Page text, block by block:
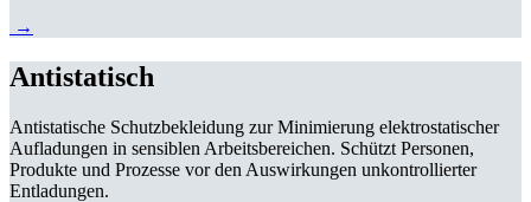
→
Antistatisch
Antistatische Schutzbekleidung zur Minimierung elektrostatischer
Aufladungen in sensiblen Arbeitsbereichen. Schützt Personen,
Produkte und Prozesse vor den Auswirkungen unkontrollierter
Entladungen.